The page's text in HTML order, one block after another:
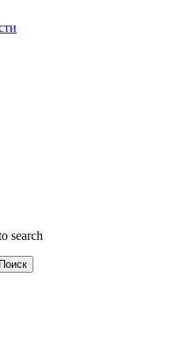
search
Поиск